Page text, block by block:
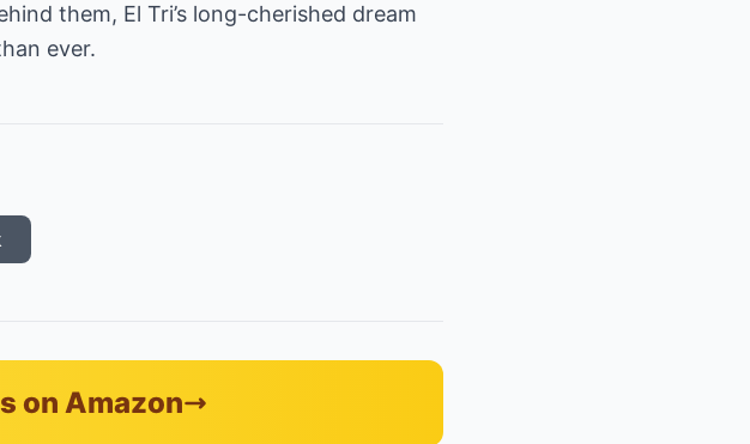
them, El Tri’s long-cherished dream
ever.
on Amazon